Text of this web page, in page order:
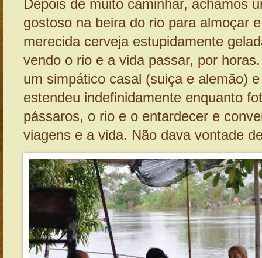
Depois de muito caminhar, achamos
gostoso na beira do rio para almoçar
merecida cerveja estupidamente
vendo o rio e a vida passar, por
um simpático casal (suiça e alemão)
estendeu indefinidamente enquanto
pássaros, o rio e o entardecer e
viagens e a vida. Não dava vontade